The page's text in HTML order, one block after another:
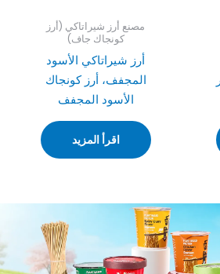
مصنع أرز شيراتاكي (أرز
كونجاك جاف)
أرز شيراتاكي الأسود
المجفف، أرز كونجاك
الأسود المجفف
اقرأ المزيد